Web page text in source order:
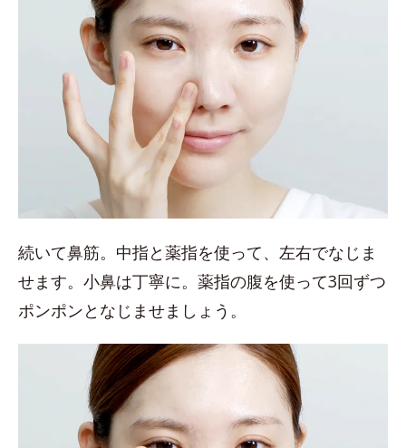
続いて鼻筋。中指と薬指を使って、左右でなじま
せます。小鼻は丁寧に。薬指の腹を使って3回ずつ
ポンポンとなじませましょう。